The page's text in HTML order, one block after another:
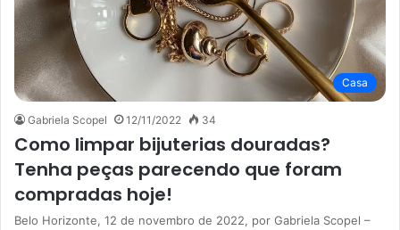
Casa
Gabriela Scopel 12/11/2022 34
Como limpar bijuterias douradas?
Tenha peças parecendo que foram
compradas hoje!
Belo Horizonte, 12 de novembro de 2022, por Gabriela Scopel –